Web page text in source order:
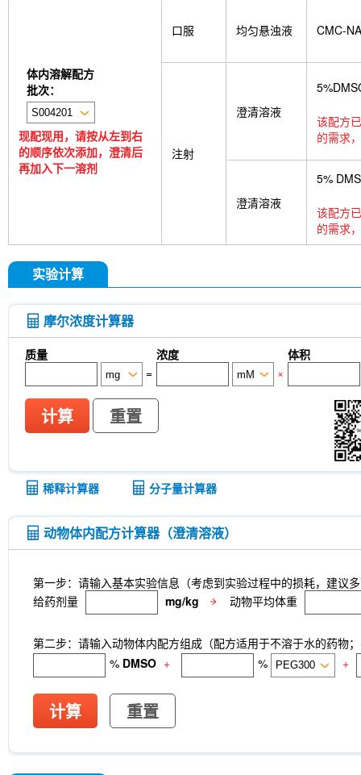
体内溶解配方
批次：
现配现用，请按从左到右
的顺序依次添加，澄清后
再加入下一溶剂
口服 均匀悬浊液 CMC-NA
注射
澄清溶液
该配方
的需求
澄清溶液
5%
该配方
的需求
实验计算
摩尔浓度计算器
质量 浓度
体积
=
×
计算 重置
稀释计算器 分子量计算器
动物体内配方计算器（澄清溶液）
第一步：请输入基本实验信息（考虑到实验过程中的损耗，建议
给药剂量
mg/kg 动物平均体重
第二步：请输入动物体内配方组成（配方适用于不溶于水的药物
% DMSO + % +
计算 重置